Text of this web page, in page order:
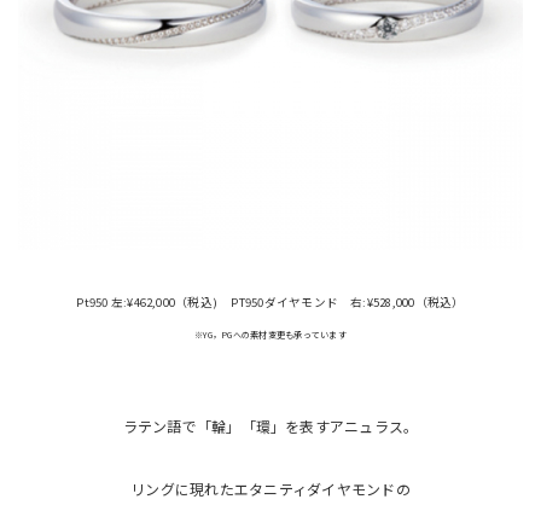
Pt950 左:¥462,000（税込) PT950ダイヤモンド 右:¥528,000（税込）
※YG，PGへの素材変更も承っています
ラテン語で「輪」「環」を表すアニュラス。
リングに現れたエタニティダイヤモンドの